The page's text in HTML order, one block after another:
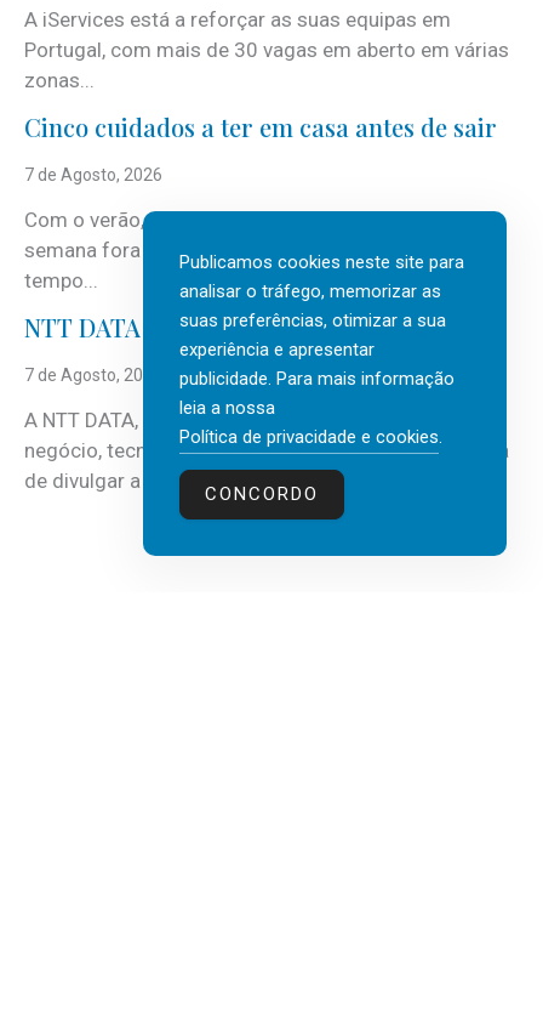
A iServices está a reforçar as suas equipas em
Portugal, com mais de 30 vagas em aberto em várias
zonas...
Cinco cuidados a ter em casa antes de sair
7 de Agosto, 2026
Com o verão, chegam também as férias, os fins-de-
semana fora e os dias em que a casa fica mais
tempo...
NTT DATA Insurtech Global Outlook 2026
7 de Agosto, 2026
A NTT DATA, consultora global em serviços de
negócio, tecnologia e inteligência artificial (IA), acaba
de divulgar a mais recente...
Publicamos cookies neste site para
analisar o tráfego, memorizar as
suas preferências, otimizar a sua
experiência e apresentar
publicidade. Para mais informação
leia a nossa
Política de privacidade e cookies.
CONCORDO